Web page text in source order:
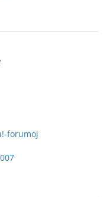
forumoj